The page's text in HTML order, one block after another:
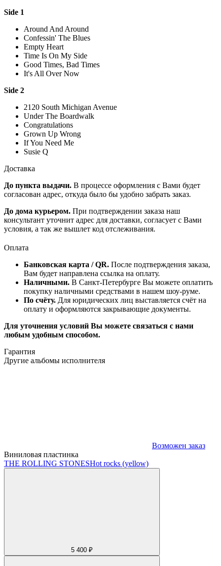
Side 1
Around And Around
Confessin' The Blues
Empty Heart
Time Is On My Side
Good Times, Bad Times
It's All Over Now
Side 2
2120 South Michigan Avenue
Under The Boardwalk
Congratulations
Grown Up Wrong
If You Need Me
Susie Q
Доставка
До пункта выдачи. В процессе оформления с Вами будет
согласован адрес, откуда было бы удобно забрать заказ.
До дома курьером. При подтверждении заказа наш
консультант уточнит адрес для доставки, согласует с Вами
условия, а так же вышлет код отслеживания.
Оплата
Банковская карта / QR. После подтверждения заказа,
Вам будет направлена ссылка на оплату.
Наличными. В Санкт-Петербурге Вы можете оплатить
покупку наличными средствами в нашем шоу-руме.
По счёту. Для юридических лиц выставляется счёт на
оплату и оформляются закрывающие документы.
Для уточнения условий Вы можете связаться с нами
любым удобным способом.
Гарантия
Другие альбомы исполнителя
Возможен заказ
Виниловая пластинка
THE ROLLING STONESHot rocks (yellow)
5 400 ₽